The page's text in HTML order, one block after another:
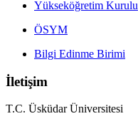
Yükseköğretim Kurulu
ÖSYM
Bilgi Edinme Birimi
İletişim
T.C. Üsküdar Üniversitesi